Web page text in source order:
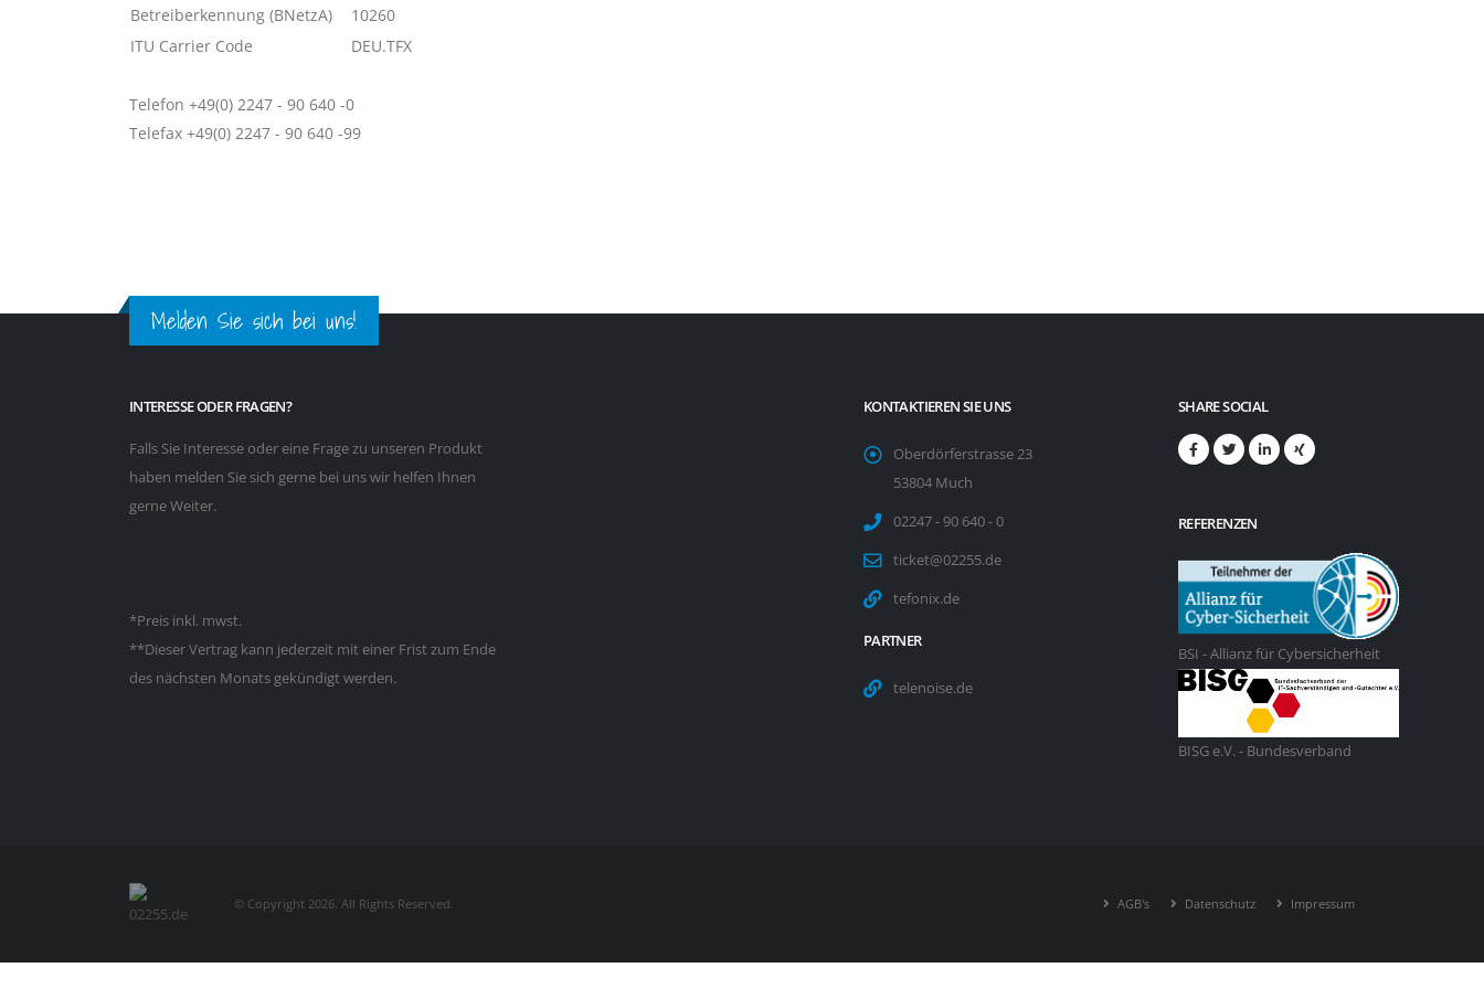
Betreiberkennung (BNetzA)
10260
ITU Carrier Code
DEU.TFX
Telefon +49(0) 2247 - 90 640 -0
Telefax +49(0) 2247 - 90 640 -99
Melden Sie sich bei uns!
INTERESSE ODER FRAGEN?
Falls Sie Interesse oder eine Frage zu unseren Produkt
haben melden Sie sich gerne bei uns wir helfen Ihnen
gerne Weiter.
*Preis inkl. mwst.
**Dieser Vertrag kann jederzeit mit einer Frist zum Ende
des nächsten Monats gekündigt werden.
KONTAKTIEREN SIE UNS
Oberdörferstrasse 23
53804 Much
02247 - 90 640 - 0
ticket@02255.de
tefonix.de
PARTNER
telenoise.de
SHARE SOCIAL
REFERENZEN
BSI - Allianz für Cybersicherheit
BISG e.V. - Bundesverband
© Copyright 2026. All Rights Reserved. AGB's Datenschutz Impressum